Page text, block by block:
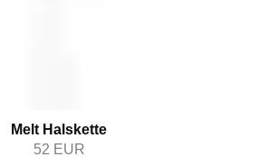
Melt Halskette
52 EUR